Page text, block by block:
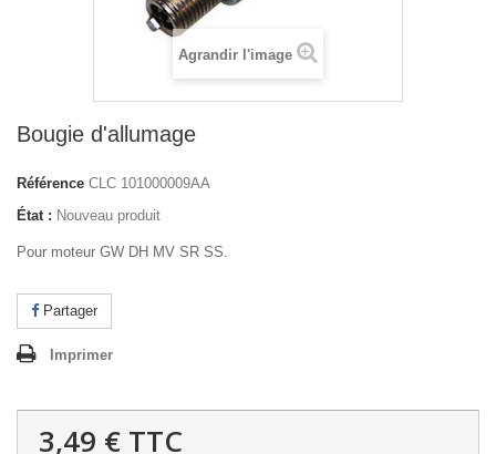
Agrandir l'image
Bougie d'allumage
Référence CLC 101000009AA
État : Nouveau produit
Pour moteur GW DH MV SR SS.
Partager
Imprimer
3,49 € TTC